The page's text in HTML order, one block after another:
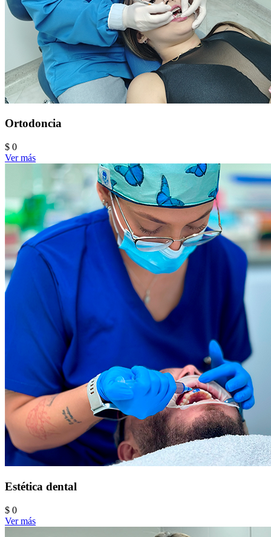
Ortodoncia
$ 0
Ver más
Estética dental
$ 0
Ver más